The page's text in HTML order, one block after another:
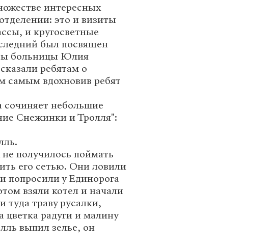
интересных
это и визиты
и кругосветные
был посвящен
больницы Юлия
ребятам о
самым вдохновив ребят
небольшие
Снежинки и Тролля":
получилось поймать
его сетью. Они ловили
попросили у Единорога
взяли котел и начали
туда траву русалки,
радуги и малину
выпил зелье, он